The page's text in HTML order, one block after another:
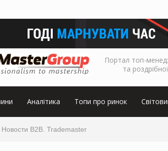
Портал топ-
та
Аналітика Топи про ринок
Новости В2В. Trademaster